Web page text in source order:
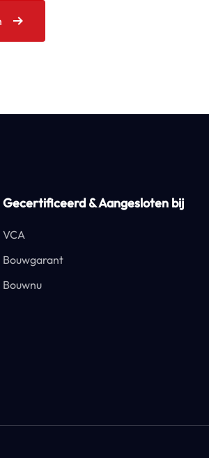
Gecertificeerd & Aangesloten bij
VCA
Bouwgarant
Bouwnu